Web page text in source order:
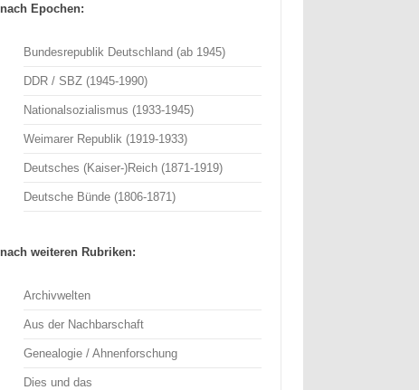
nach Epochen:
Bundesrepublik Deutschland (ab 1945)
DDR / SBZ (1945-1990)
Nationalsozialismus (1933-1945)
Weimarer Republik (1919-1933)
Deutsches (Kaiser-)Reich (1871-1919)
Deutsche Bünde (1806-1871)
nach weiteren Rubriken:
Archivwelten
Aus der Nachbarschaft
Genealogie / Ahnenforschung
Dies und das